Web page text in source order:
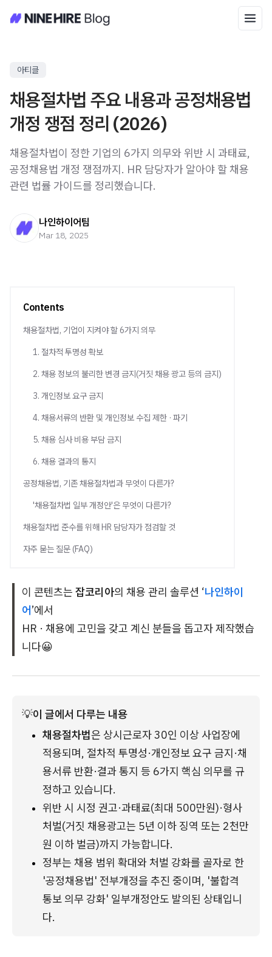
아티클
채용절차법 주요 내용과 공정채용법
개정 쟁점 정리 (2026)
채용절차법이 정한 기업의 6가지 의무와 위반 시 과태료,
공정채용법 개정 쟁점까지. HR 담당자가 알아야 할 채용
관련 법률 가이드를 정리했습니다.
나인하이어팀
Mar 18, 2025
Contents
채용절차법, 기업이 지켜야 할 6가지 의무
1. 절차적 투명성 확보
2. 채용 정보의 불리한 변경 금지(거짓 채용 광고 등의 금지)
3. 개인정보 요구 금지
4. 채용서류의 반환 및 개인정보 수집 제한 · 파기
5. 채용 심사 비용 부담 금지
6. 채용 결과의 통지
공정채용법, 기존 채용절차법과 무엇이 다른가?
'채용절차법 일부 개정안'은 무엇이 다른가?
채용절차법 준수를 위해 HR 담당자가 점검할 것
자주 묻는 질문 (FAQ)
이 콘텐츠는 잡코리아의 채용 관리 솔루션 ‘나인하이
어’에서
HR · 채용에 고민을 갖고 계신 분들을 돕고자 제작했습
니다😀
💡이 글에서 다루는 내용
채용절차법은 상시근로자 30인 이상 사업장에
적용되며, 절차적 투명성·개인정보 요구 금지·채
용서류 반환·결과 통지 등 6가지 핵심 의무를 규
정하고 있습니다.
위반 시 시정 권고·과태료(최대 500만원)·형사
처벌(거짓 채용광고는 5년 이하 징역 또는 2천만
원 이하 벌금)까지 가능합니다.
정부는 채용 범위 확대와 처벌 강화를 골자로 한
'공정채용법' 전부개정을 추진 중이며, '불합격
통보 의무 강화' 일부개정안도 발의된 상태입니
다.